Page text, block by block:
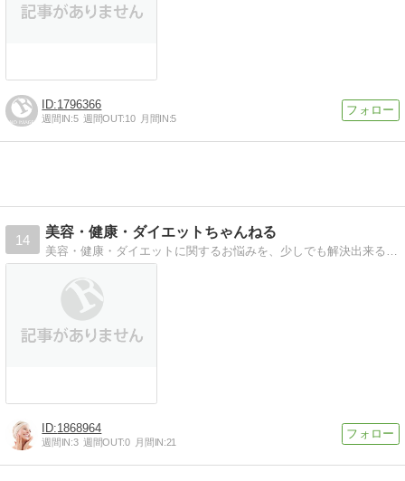
1796366
週間IN:5 週間OUT:10 月間IN:5
14
美容・健康・ダイエットちゃんねる
1868964
週間IN:3 週間OUT:0 月間IN:21